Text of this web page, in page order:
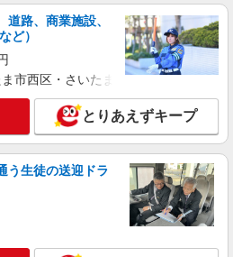
の組立・溶接・塗装・部品加工
円 別途交通費全額支給 ＜月収＞
以上可 155H＋残業2375円×10H＋深夜
くばみらい市
詳細を見る
ー
ッキングスタッフ（軽作業）
円〜 ※経験者の方は優遇します。
路、商業施設、
ど）
市西区・さいたま市岩槻区・久喜市・
とりあえずキープ
う生徒の送迎ドラ